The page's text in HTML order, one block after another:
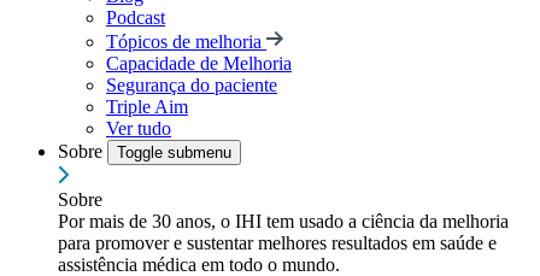
Podcast
Tópicos de melhoria
Capacidade de Melhoria
Segurança do paciente
Triple Aim
Ver tudo
Sobre
Toggle submenu
Sobre
Por mais de 30 anos, o IHI tem usado a ciência da melhoria
para promover e sustentar melhores resultados em saúde e
assistência médica em todo o mundo.